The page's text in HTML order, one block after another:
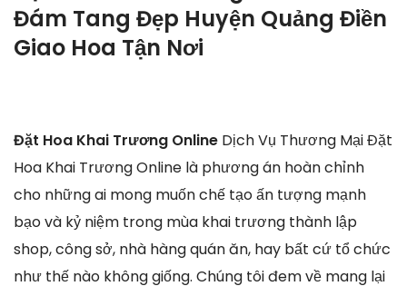
Đám Tang Đẹp Huyện Quảng Điền
Giao Hoa Tận Nơi
Đặt Hoa Khai Trương Online Dịch Vụ Thương Mại Đặt
Hoa Khai Trương Online là phương án hoàn chỉnh
cho những ai mong muốn chế tạo ấn tượng mạnh
bạo và kỷ niệm trong mùa khai trương thành lập
shop, công sở, nhà hàng quán ăn, hay bất cứ tổ chức
như thế nào không giống. Chúng tôi đem về mang lại